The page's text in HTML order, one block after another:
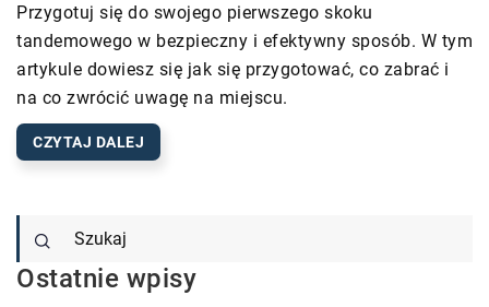
Przygotuj się do swojego pierwszego skoku
tandemowego w bezpieczny i efektywny sposób. W tym
artykule dowiesz się jak się przygotować, co zabrać i
na co zwrócić uwagę na miejscu.
CZYTAJ DALEJ
Ostatnie wpisy